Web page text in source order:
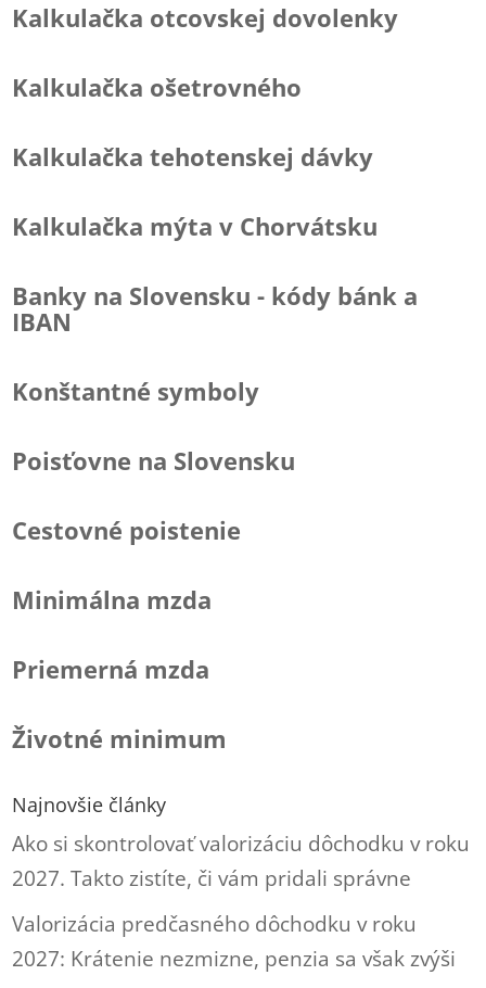
Kalkulačka otcovskej dovolenky
Kalkulačka ošetrovného
Kalkulačka tehotenskej dávky
Kalkulačka mýta v Chorvátsku
Banky na Slovensku - kódy bánk a
IBAN
Konštantné symboly
Poisťovne na Slovensku
Cestovné poistenie
Minimálna mzda
Priemerná mzda
Životné minimum
Najnovšie články
Ako si skontrolovať valorizáciu dôchodku v roku
2027. Takto zistíte, či vám pridali správne
Valorizácia predčasného dôchodku v roku
2027: Krátenie nezmizne, penzia sa však zvýši